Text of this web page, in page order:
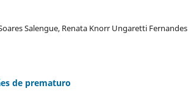
Salengue, Renata Knorr Ungaretti Fernandes
de prematuro